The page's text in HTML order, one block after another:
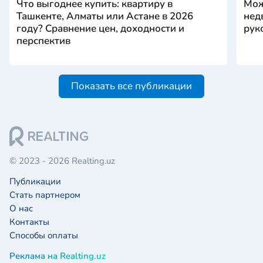
Что выгоднее купить: квартиру в
Ташкенте, Алматы или Астане в 2026
году? Сравнение цен, доходности и
перспектив
Показать все публикации
© 2023 - 2026 Realting.uz
Публикации
Стать партнером
О нас
Контакты
Способы оплаты
Реклама на Realting.uz